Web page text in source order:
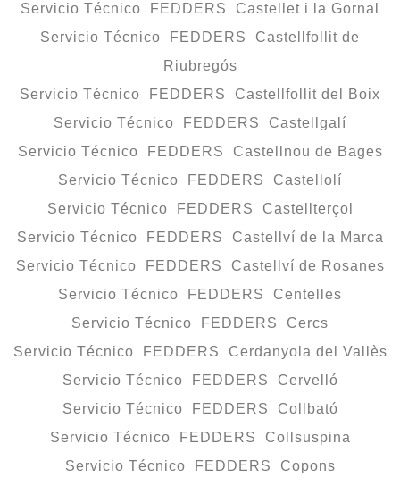
Servicio Técnico FEDDERS Castellet i la Gornal
Servicio Técnico FEDDERS Castellfollit de
Riubregós
Servicio Técnico FEDDERS Castellfollit del Boix
Servicio Técnico FEDDERS Castellgalí
Servicio Técnico FEDDERS Castellnou de Bages
Servicio Técnico FEDDERS Castellolí
Servicio Técnico FEDDERS Castellterçol
Servicio Técnico FEDDERS Castellví de la Marca
Servicio Técnico FEDDERS Castellví de Rosanes
Servicio Técnico FEDDERS Centelles
Servicio Técnico FEDDERS Cercs
Servicio Técnico FEDDERS Cerdanyola del Vallès
Servicio Técnico FEDDERS Cervelló
Servicio Técnico FEDDERS Collbató
Servicio Técnico FEDDERS Collsuspina
Servicio Técnico FEDDERS Copons